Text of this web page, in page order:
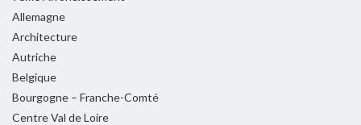
Allemagne
Architecture
Autriche
Belgique
Bourgogne – Franche-Comté
Centre Val de Loire